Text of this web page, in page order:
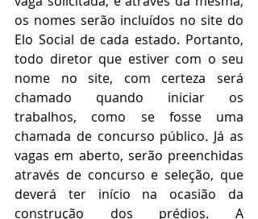
os nomes serão incluídos no site do
Elo Social de cada estado. Portanto,
todo diretor que estiver com o seu
nome no site, com certeza será
chamado quando iniciar os
trabalhos, como se fosse uma
chamada de concurso público. Já as
vagas em aberto, serão preenchidas
através de concurso e seleção, que
deverá ter início na ocasião da
construção dos prédios. A